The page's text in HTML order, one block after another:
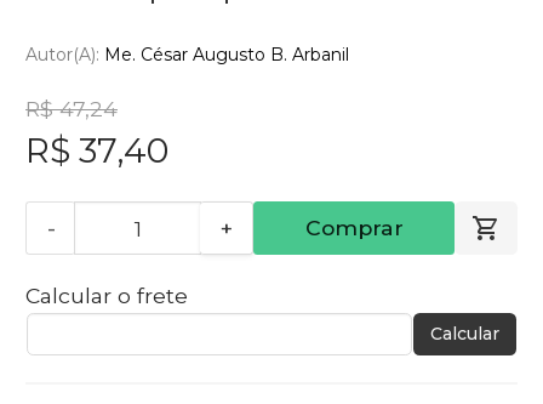
Autor(a): Me. César Augusto B. Arbanil
R$ 47,24
R$ 37,40
- + Comprar
Calcular o frete
Calcular